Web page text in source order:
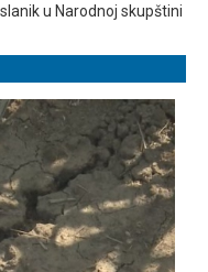
u Narodnoj skupštini